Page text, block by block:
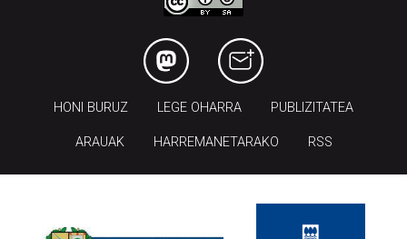
HONI BURUZ LEGE OHARRA PUBLIZITATEA
ARAUAK HARREMANETARAKO RSS